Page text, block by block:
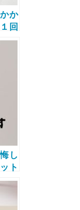
か
回
し
し
ト
ま